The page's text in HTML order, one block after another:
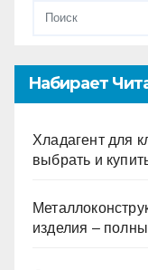
Набирает
Хладагент для
выбрать и
изделия –